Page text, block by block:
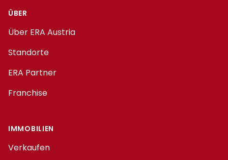
ÜBER
Über ERA Austria
Standorte
ERA Partner
Franchise
IMMOBILIEN
Verkaufen